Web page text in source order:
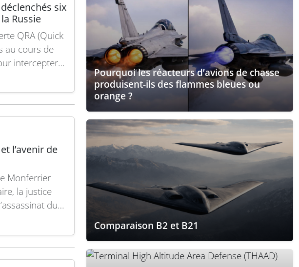
six
Russie
QRA (Quick
au cours de
intercepter
Défense. Ces
l’avenir de
Monferrier
la justice
du
les
la suite
Pourquoi les réacteurs d’avions de chasse
produisent-ils des flammes bleues ou
orange ?
Comparaison B2 et B21